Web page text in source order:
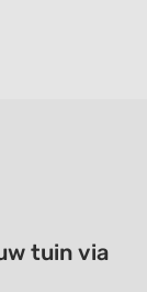
tuin via